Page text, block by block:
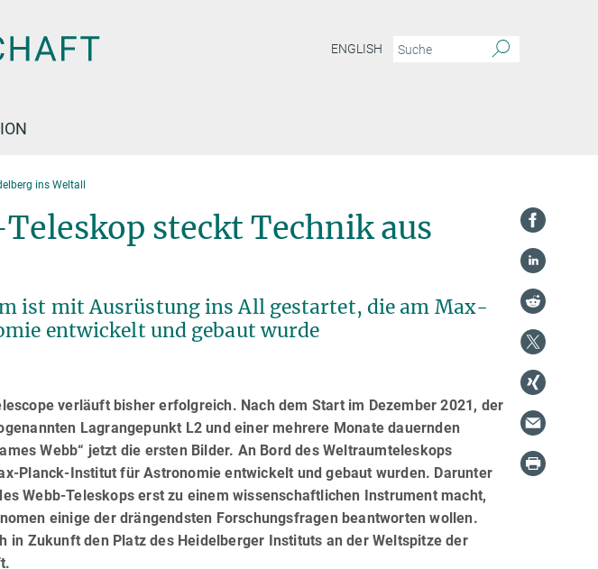
ENGLISH
ins Weltall
steckt Technik aus
ist mit Ausrüstung ins All gestartet, die am Max-
entwickelt und gebaut wurde
verläuft bisher erfolgreich. Nach dem Start im Dezember 2021, der
Lagrangepunkt L2 und einer mehrere Monate dauernden
Webb“ jetzt die ersten Bilder. An Bord des Weltraumteleskops
Planck-Institut für Astronomie entwickelt und gebaut wurden. Darunter
Webb-Teleskops erst zu einem wissenschaftlichen Instrument macht,
einige der drängendsten Forschungsfragen beantworten wollen.
in Zukunft den Platz des Heidelberger Instituts an der Weltspitze der